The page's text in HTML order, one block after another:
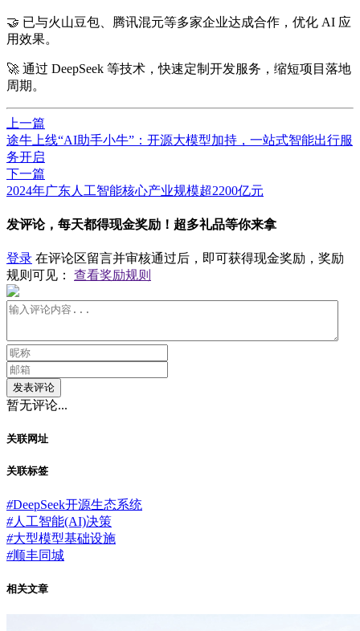
🤝 已与火山豆包、腾讯混元等多家企业达成合作，优化 AI 应
用效果。
🚀 通过 DeepSeek 等技术，快速定制开发服务，缩短项目落地
周期。
上一篇
途牛上线“AI助手小牛”：开源大模型加持，一站式智能出行服
务开启
下一篇
2024年广东人工智能核心产业规模超2200亿元
发评论，每天都得现金奖励！超多礼品等你来拿
登录 在评论区留言并审核通过后，即可获得现金奖励，奖励
规则可见： 查看奖励规则
发表评论
暂无评论...
关联网址
关联标签
#DeepSeek开源生态系统
#人工智能(AI)决策
#大型模型基础设施
#顺丰同城
相关文章